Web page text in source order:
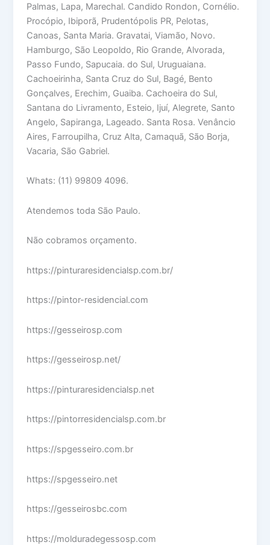
Palmas, Lapa, Marechal. Candido Rondon, Cornélio.
Procópio, Ibiporã, Prudentópolis PR, Pelotas,
Canoas, Santa Maria. Gravatai, Viamão, Novo.
Hamburgo, São Leopoldo, Rio Grande, Alvorada,
Passo Fundo, Sapucaia. do Sul, Uruguaiana.
Cachoeirinha, Santa Cruz do Sul, Bagé, Bento
Gonçalves, Erechim, Guaiba. Cachoeira do Sul,
Santana do Livramento, Esteio, Ijuí, Alegrete, Santo
Angelo, Sapiranga, Lageado. Santa Rosa. Venâncio
Aires, Farroupilha, Cruz Alta, Camaquã, São Borja,
Vacaria, São Gabriel.
Whats: (11) 99809 4096.
Atendemos toda São Paulo.
Não cobramos orçamento.
https://pinturaresidencialsp.com.br/
https://pintor-residencial.com
https://gesseirosp.com
https://gesseirosp.net/
https://pinturaresidencialsp.net
https://pintorresidencialsp.com.br
https://spgesseiro.com.br
https://spgesseiro.net
https://gesseirosbc.com
https://molduradegessosp.com